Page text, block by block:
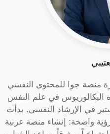
منصة جوا للمحتوى النفسي
البكالوريوس في علم النفس
في الإرشاد النفسي. بدأت
مع جوا في عام 2020 برؤية واضحة: إنشاء منصة عربية